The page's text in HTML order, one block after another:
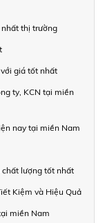
thị trường
giá tốt nhất
ty, KCN tại miền
nay tại miền Nam
chất lượng tốt nhất
Kiệm và Hiệu Quả
miền Nam